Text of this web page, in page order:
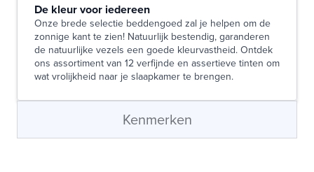
De kleur voor iedereen
Onze brede selectie beddengoed zal je helpen om de
zonnige kant te zien! Natuurlijk bestendig, garanderen
de natuurlijke vezels een goede kleurvastheid. Ontdek
ons assortiment van 12 verfijnde en assertieve tinten om
wat vrolijkheid naar je slaapkamer te brengen.
Kenmerken